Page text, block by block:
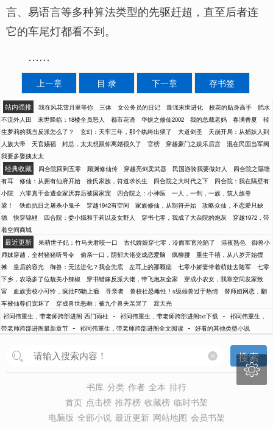
言、易语言等多种算法类型的先驱赶超，直至后者连
它的车尾灯都看不到。
……
上一章 目 录 下一章 存书签
站内强推 我在风花雪月里等你 三体 女公务员的日记 最强末世进化 校花的贴身高手
肥水
不流外人田
末世降临：18楼全员恶人 都市花语 华娱之修仙2002 我的总裁老妈 春满香夏
转
生萝莉的我当反派怎么了？
玄幻：天牢三年，那个纨绔出狱了 大道剑圣
天崩开局：从捕妖人到
人族大帝
天官赐福 封总，太太想跟你离婚很久了 官榜 穿越豪门之娱乐后宫
混在民国当军阀
我要多娶姨太太
经典收藏 四合院回到五零 顾渊修仙传 穿越亮剑卖武器 民国游骑我要做好人
四合院之隔墙
有耳
修仙：从拥有仙府开始 徐氏家族，符道求长生 四合院之大时代之下
四合院：我在隔壁有
小院
六零真千金遭全家厌弃后被国家宠 四合院之：小神医
一人，一剑，一族，筑人族脊
梁！
铁血抗日之屠杀小鬼子 穿越1942有空间 家族修仙，从制符开始
攻略众仙，不恋爱只缺
德
快穿锦鲤 四合院：娄小娥和于莉以及女野人 穿书七零，我成了大杂院的炮灰
穿越1972，带
着空间商城
最近更新 呆萌世子妃：竹马夫君咬一口 古代娇娘穿七零，冷面军官沦陷了 港夜熟色
御兽小
师妹穿越，全村猪猪听号令
偷亲一口，阴郁大佬变成恋爱脑 疯柳腰
重生千禧，从八岁开始摆
摊
皇后的容光 御兽：无法进化？我会兜底 左耳上的那颗痣 七零小娇妻带着萌娃去随军
七零
下乡，农场多了位貌美小辣椒
穿书错嫁反派大佬，带飞炮灰全家
穿成小农女，我靠空间发家致
富
血族贵校小可怜，疯批F5吻上瘾 寻亲者 兽校社恐雌性！s级雄兽过于热情
替师姐网恋，翻
车被仙尊们宠坏了
穿成兽世恶雌：被九个兽夫亲哭了
渡天光
祁同伟重生，带老师跨部进阁 西门雨柱 - 祁同伟重生，带老师跨部进阁txt下载 - 祁同伟重生，
带老师跨部进阁最新章节 - 祁同伟重生，带老师跨部进阁全文阅读 - 好看的其他类型小说
搜索
书库 分类 作者 全本 排行
首页 点击榜 推荐榜 收藏榜 临时书架
电脑版 全部小说 最近更新 网站地图 会员书架
